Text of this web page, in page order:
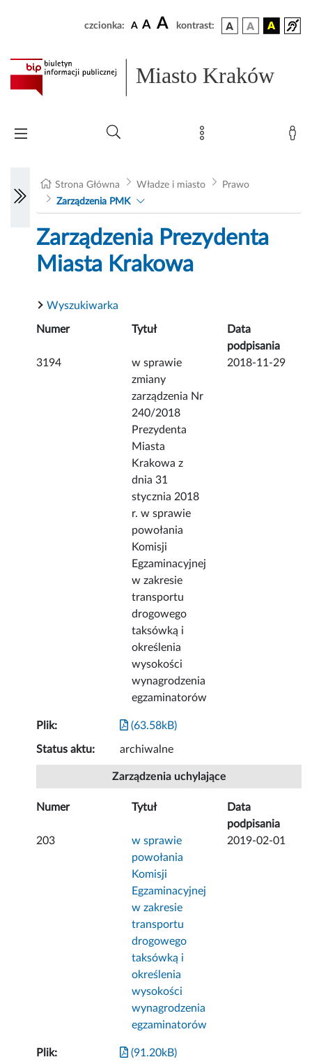
czcionka: A A A kontrast:
Miasto Kraków
Strona Główna Władze i miasto
Prawo
Zarządzenia PMK
Zarządzenia Prezydenta
Miasta Krakowa
Wyszukiwarka
Numer Tytuł
Data
podpisania
3194
w sprawie
zmiany
zarządzenia Nr
240/2018
Prezydenta
Miasta
Krakowa z
dnia 31
stycznia 2018
r. w sprawie
powołania
Komisji
Egzaminacyjnej
w zakresie
transportu
drogowego
taksówką i
określenia
wysokości
wynagrodzenia
egzaminatorów
2018-11-29
Plik: (63.58kB)
Status aktu: archiwalne
Zarządzenia uchylające
Numer Tytuł
Data
podpisania
203
w sprawie
powołania
Komisji
Egzaminacyjnej
w zakresie
transportu
drogowego
taksówką i
określenia
wysokości
wynagrodzenia
egzaminatorów
2019-02-01
Plik: (91.20kB)